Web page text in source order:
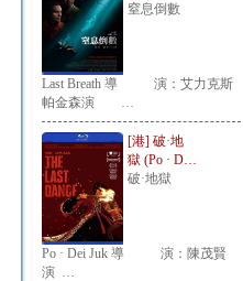
窒息倒數
Last Breath 導 演：艾力克斯
帕金森演 …
[港] 破·地
獄 (Po · D…
破·地獄
Po · Dei Juk 導 演：陳茂賢
演 …